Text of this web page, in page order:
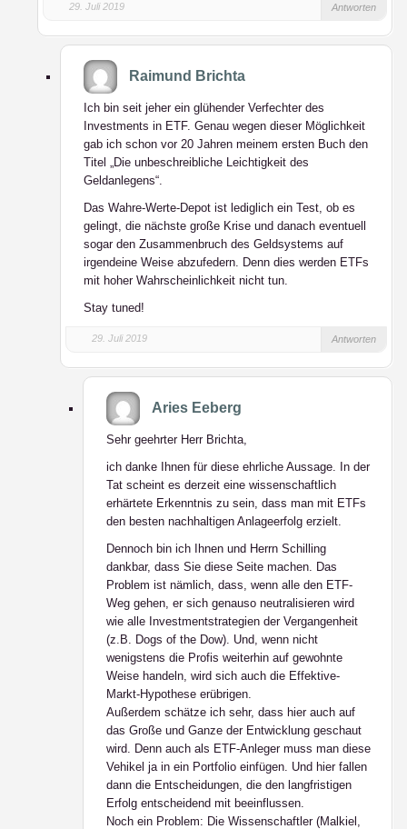
29. Juli 2019 Antworten
Raimund Brichta
Ich bin seit jeher ein glühender Verfechter des
Investments in ETF. Genau wegen dieser Möglichkeit
gab ich schon vor 20 Jahren meinem ersten Buch den
Titel „Die unbeschreibliche Leichtigkeit des
Geldanlegens“.
Das Wahre-Werte-Depot ist lediglich ein Test, ob es
gelingt, die nächste große Krise und danach eventuell
sogar den Zusammenbruch des Geldsystems auf
irgendeine Weise abzufedern. Denn dies werden ETFs
mit hoher Wahrscheinlichkeit nicht tun.
Stay tuned!
29. Juli 2019 Antworten
Aries Eeberg
Sehr geehrter Herr Brichta,
ich danke Ihnen für diese ehrliche Aussage. In der
Tat scheint es derzeit eine wissenschaftlich
erhärtete Erkenntnis zu sein, dass man mit ETFs
den besten nachhaltigen Anlageerfolg erzielt.
Dennoch bin ich Ihnen und Herrn Schilling
dankbar, dass Sie diese Seite machen. Das
Problem ist nämlich, dass, wenn alle den ETF-
Weg gehen, er sich genauso neutralisieren wird
wie alle Investmentstrategien der Vergangenheit
(z.B. Dogs of the Dow). Und, wenn nicht
wenigstens die Profis weiterhin auf gewohnte
Weise handeln, wird sich auch die Effektive-
Markt-Hypothese erübrigen.
Außerdem schätze ich sehr, dass hier auch auf
das Große und Ganze der Entwicklung geschaut
wird. Denn auch als ETF-Anleger muss man diese
Vehikel ja in ein Portfolio einfügen. Und hier fallen
dann die Entscheidungen, die den langfristigen
Erfolg entscheidend mit beeinflussen.
Noch ein Problem: Die Wissenschaftler (Malkiel,